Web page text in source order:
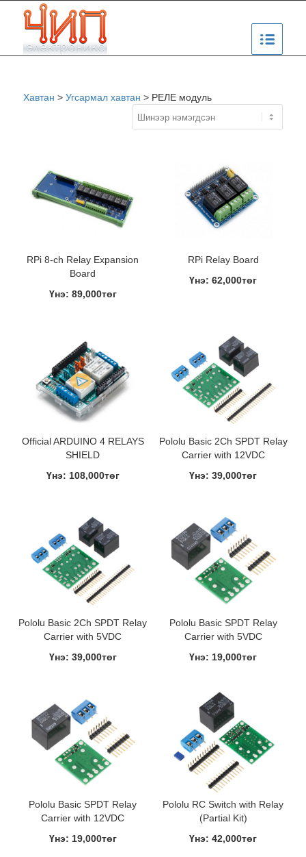
Хавтан > Угсармал хавтан > РЕЛЕ модуль
RPi 8-ch Relay Expansion
Board
Үнэ: 89,000төг
RPi Relay Board
Үнэ: 62,000төг
Official ARDUINO 4 RELAYS
SHIELD
Үнэ: 108,000төг
Pololu Basic 2Ch SPDT Relay
Carrier with 12VDC
Үнэ: 39,000төг
Pololu Basic 2Ch SPDT Relay
Carrier with 5VDC
Үнэ: 39,000төг
Pololu Basic SPDT Relay
Carrier with 5VDC
Үнэ: 19,000төг
Pololu Basic SPDT Relay
Carrier with 12VDC
Үнэ: 19,000төг
Pololu RC Switch with Relay
(Partial Kit)
Үнэ: 42,000төг